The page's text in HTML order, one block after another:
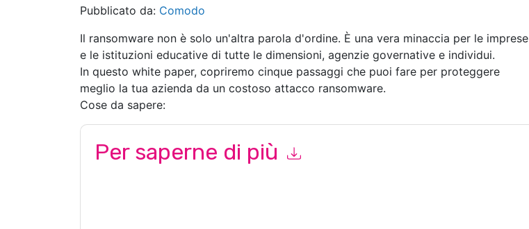
Pubblicato da: Comodo
Il ransomware non è solo un'altra parola d'ordine. È una vera minaccia per le imprese
e le istituzioni educative di tutte le dimensioni, agenzie governative e individui.
In questo white paper, copriremo cinque passaggi che puoi fare per proteggere
meglio la tua azienda da un costoso attacco ransomware.
Cose da sapere:
Per saperne di più